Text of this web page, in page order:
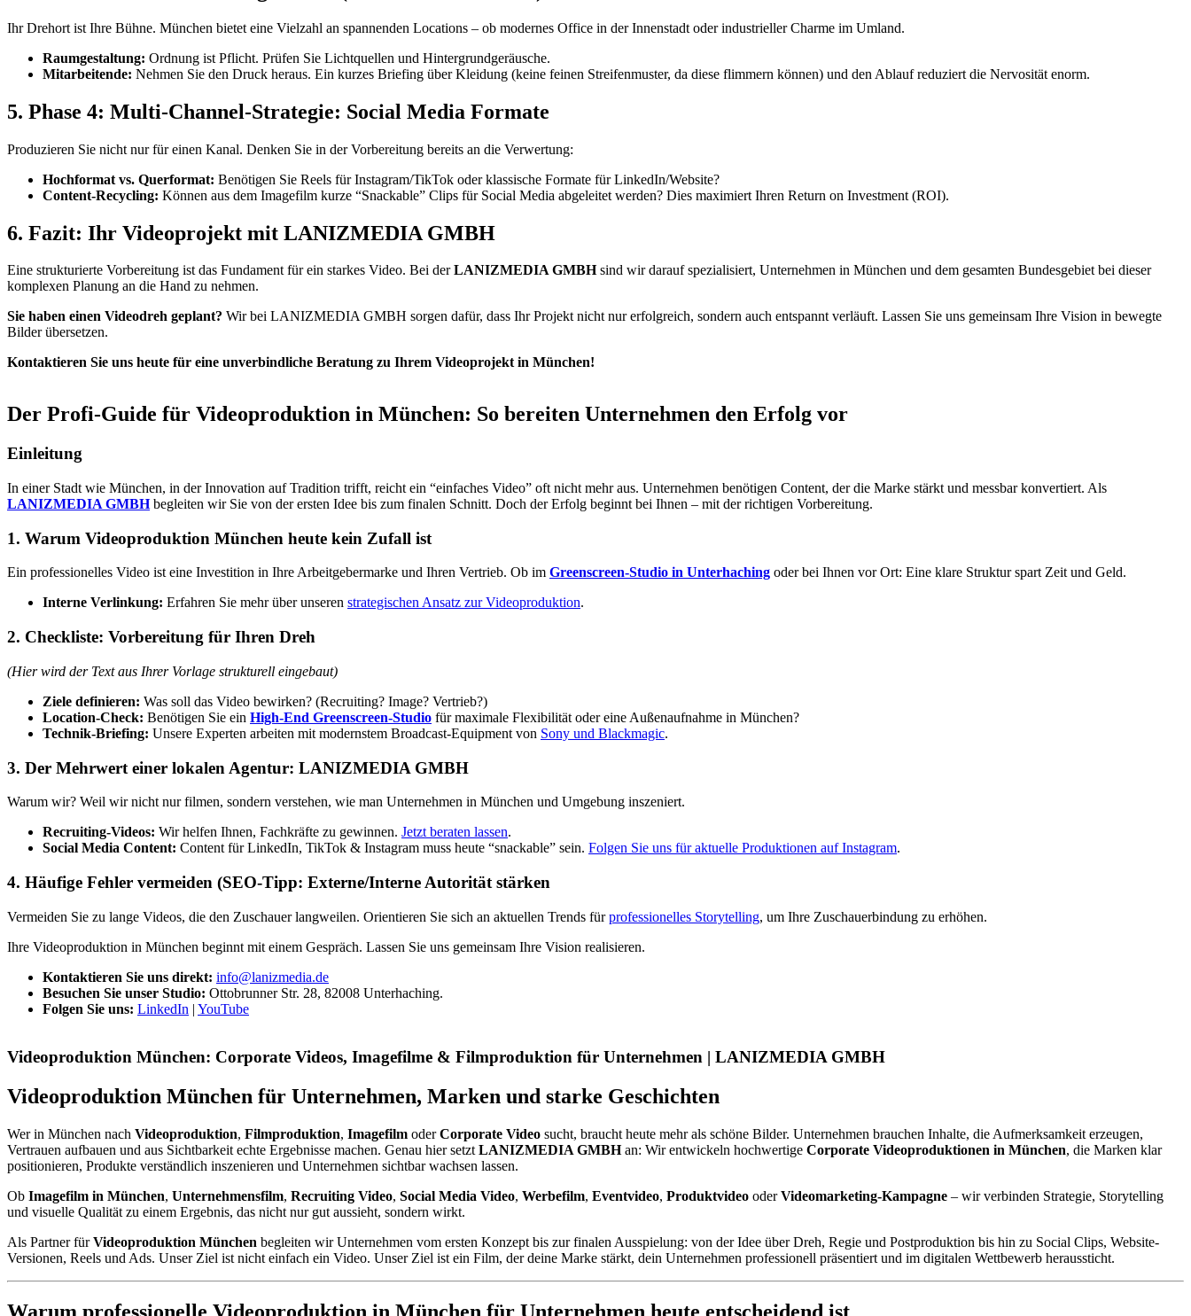
Ihr Drehort ist Ihre Bühne. München bietet eine Vielzahl an spannenden Locations – ob modernes Office in der Innenstadt oder industrieller Charme im Umland.
Raumgestaltung: Ordnung ist Pflicht. Prüfen Sie Lichtquellen und Hintergrundgeräusche.
Mitarbeitende: Nehmen Sie den Druck heraus. Ein kurzes Briefing über Kleidung (keine feinen Streifenmuster, da diese flimmern können) und den Ablauf reduziert die Nervosität enorm.
5. Phase 4: Multi-Channel-Strategie: Social Media Formate
Produzieren Sie nicht nur für einen Kanal. Denken Sie in der Vorbereitung bereits an die Verwertung:
Hochformat vs. Querformat: Benötigen Sie Reels für Instagram/TikTok oder klassische Formate für LinkedIn/Website?
Content-Recycling: Können aus dem Imagefilm kurze “Snackable” Clips für Social Media abgeleitet werden? Dies maximiert Ihren Return on Investment (ROI).
6. Fazit: Ihr Videoprojekt mit LANIZMEDIA GMBH
Eine strukturierte Vorbereitung ist das Fundament für ein starkes Video. Bei derLANIZMEDIA GMBHsind wir darauf spezialisiert, Unternehmen in München und dem gesamten Bundesgebiet bei dieser
komplexen Planung an die Hand zu nehmen.
Sie haben einen Videodreh geplant? Wir bei LANIZMEDIA GMBH sorgen dafür, dass Ihr Projekt nicht nur erfolgreich, sondern auch entspannt verläuft. Lassen Sie uns gemeinsam Ihre Vision in bewegte
Bilder übersetzen.
Kontaktieren Sie uns heute für eine unverbindliche Beratung zu Ihrem Videoprojekt in München!
Der Profi-Guide für Videoproduktion in München: So bereiten Unternehmen den Erfolg vor
Einleitung
In einer Stadt wie München, in der Innovation auf Tradition trifft, reicht ein “einfaches Video” oft nicht mehr aus. Unternehmen benötigen Content, der die Marke stärkt und messbar konvertiert. Als
LANIZMEDIA GMBHbegleiten wir Sie von der ersten Idee bis zum finalen Schnitt. Doch der Erfolg beginnt bei Ihnen – mit der richtigen Vorbereitung.
1. Warum Videoproduktion München heute kein Zufall ist
Ein professionelles Video ist eine Investition in Ihre Arbeitgebermarke und Ihren Vertrieb. Ob im Greenscreen-Studio in Unterhaching oder bei Ihnen vor Ort: Eine klare Struktur spart Zeit und Geld.
Interne Verlinkung: Erfahren Sie mehr über unseren strategischen Ansatz zur Videoproduktion.
2. Checkliste: Vorbereitung für Ihren Dreh
(Hier wird der Text aus Ihrer Vorlage strukturell eingebaut)
Ziele definieren: Was soll das Video bewirken? (Recruiting? Image? Vertrieb?)
Location-Check: Benötigen Sie ein High-End Greenscreen-Studio für maximale Flexibilität oder eine Außenaufnahme in München?
Technik-Briefing: Unsere Experten arbeiten mit modernstem Broadcast-Equipment von Sony und Blackmagic.
3. Der Mehrwert einer lokalen Agentur: LANIZMEDIA GMBH
Warum wir? Weil wir nicht nur filmen, sondern verstehen, wie man Unternehmen in München und Umgebung inszeniert.
Recruiting-Videos: Wir helfen Ihnen, Fachkräfte zu gewinnen. Jetzt beraten lassen.
Social Media Content: Content für LinkedIn, TikTok & Instagram muss heute “snackable” sein. Folgen Sie uns für aktuelle Produktionen auf Instagram.
4. Häufige Fehler vermeiden (SEO-Tipp: Externe/Interne Autorität stärken
Vermeiden Sie zu lange Videos, die den Zuschauer langweilen. Orientieren Sie sich an aktuellen Trends fürprofessionelles Storytelling, um Ihre Zuschauerbindung zu erhöhen.
Ihre Videoproduktion in München beginnt mit einem Gespräch. Lassen Sie uns gemeinsam Ihre Vision realisieren.
Kontaktieren Sie uns direkt: info@lanizmedia.de
Besuchen Sie unser Studio: Ottobrunner Str. 28, 82008 Unterhaching.
Folgen Sie uns: LinkedIn | YouTube
Videoproduktion München: Corporate Videos, Imagefilme & Filmproduktion für Unternehmen | LANIZMEDIA GMBH
Videoproduktion München für Unternehmen, Marken und starke Geschichten
Wer in München nach Videoproduktion, Filmproduktion, Imagefilm oderCorporate Video sucht, braucht heute mehr als schöne Bilder. Unternehmen brauchen Inhalte, die Aufmerksamkeit erzeugen,
Vertrauen aufbauen und aus Sichtbarkeit echte Ergebnisse machen. Genau hier setzt LANIZMEDIA GMBHan: Wir entwickeln hochwertige Corporate Videoproduktionen in München, die Marken klar
positionieren, Produkte verständlich inszenieren und Unternehmen sichtbar wachsen lassen.
Ob Imagefilm in München, Unternehmensfilm, Recruiting Video, Social Media Video, Werbefilm, Eventvideo, Produktvideo oderVideomarketing-Kampagne – wir verbinden Strategie, Storytelling
und visuelle Qualität zu einem Ergebnis, das nicht nur gut aussieht, sondern wirkt.
Als Partner fürVideoproduktion München begleiten wir Unternehmen vom ersten Konzept bis zur finalen Ausspielung: von der Idee über Dreh, Regie und Postproduktion bis hin zu Social Clips, Website-
Versionen, Reels und Ads. Unser Ziel ist nicht einfach ein Video. Unser Ziel ist ein Film, der deine Marke stärkt, dein Unternehmen professionell präsentiert und im digitalen Wettbewerb heraussticht.